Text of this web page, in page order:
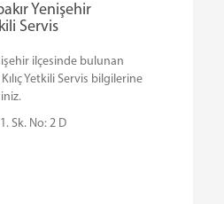
Yenişehir
Servis
ilçesinde bulunan
Yetkili Servis bilgilerine
Sk. No: 2 D